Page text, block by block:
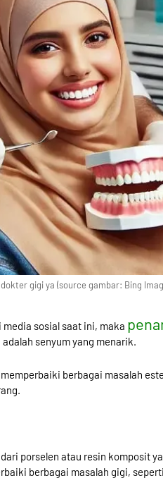
gigi ya (source gambar: Bing
sosial saat ini, maka
senyum yang menarik.
berbagai masalah
porselen atau resin komposit
berbagai masalah gigi,